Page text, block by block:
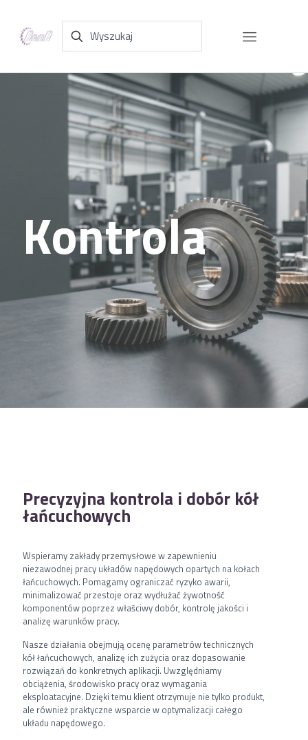
Kontrola
Precyzyjna kontrola i dobór kół
łańcuchowych
Wspieramy zakłady przemysłowe w zapewnieniu
niezawodnej pracy układów napędowych opartych na kołach
łańcuchowych. Pomagamy ograniczać ryzyko awarii,
minimalizować przestoje oraz wydłużać żywotność
komponentów poprzez właściwy dobór, kontrolę jakości i
analizę warunków pracy.
Nasze działania obejmują ocenę parametrów technicznych
kół łańcuchowych, analizę ich zużycia oraz dopasowanie
rozwiązań do konkretnych aplikacji. Uwzględniamy
obciążenia, środowisko pracy oraz wymagania
eksploatacyjne. Dzięki temu klient otrzymuje nie tylko produkt,
ale również praktyczne wsparcie w optymalizacji całego
układu napędowego.